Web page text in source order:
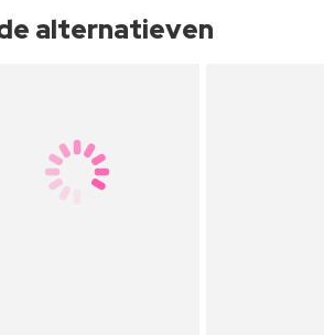
alternatieven